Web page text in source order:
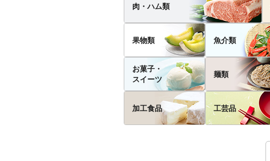
肉・ハム類
果物類 魚介類
お菓子・
スイーツ
麺類
加工食品 工芸品